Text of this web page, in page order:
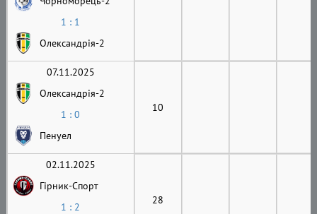
1 : 1
Олександрія-2
07.11.2025
Олександрія-2
1 : 0
Пенуел
10
02.11.2025
Гірник-Cпорт
1 : 2
28